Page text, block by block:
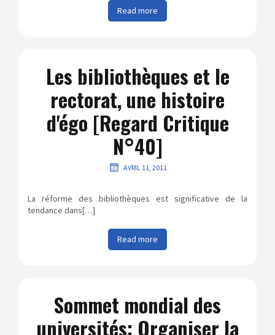
Read more
Les bibliothèques et le
rectorat, une histoire
d'égo [Regard Critique
N°40]
AVRIL 11, 2011
La réforme des bibliothèques est significative de la
tendance dans[…]
Read more
Sommet mondial des
universités: Organiser la